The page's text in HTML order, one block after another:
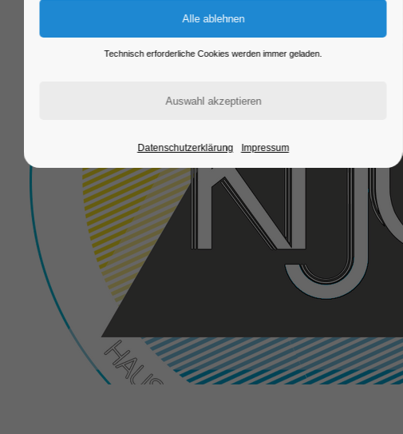
Technisch erforderliche Cookies werden immer geladen.
Datenschutzerklärung Impressum